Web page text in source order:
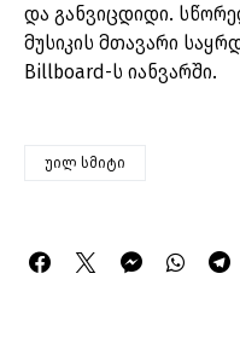
და განვიცდიდი.
მუსიკის მთავარი
Billboard-ს იანვარში.
უილ სმიტი